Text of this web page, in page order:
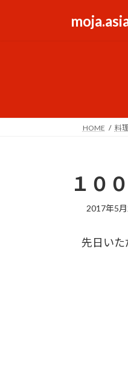
HOME 料理
１０
2017年5
先日いた